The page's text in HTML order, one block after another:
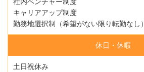
キャリアアップ制度
勤務地選択制（希望がない限り転勤なし）
休日・休暇
土日祝休み